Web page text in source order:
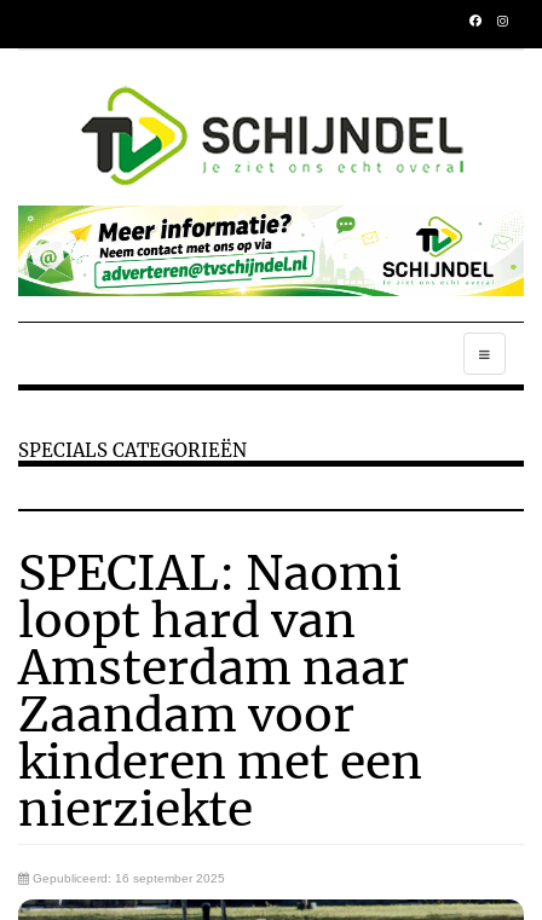
SPECIALS CATEGORIEËN
SPECIAL: Naomi
loopt hard van
Amsterdam naar
Zaandam voor
kinderen met een
nierziekte
Gepubliceerd: 16 september 2025